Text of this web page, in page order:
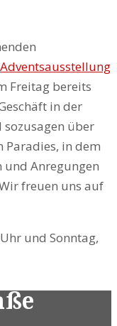
Adventsausstellung
Freitag bereits
in der
über
Paradies, in dem
und Anregungen
freuen uns auf
und Sonntag,